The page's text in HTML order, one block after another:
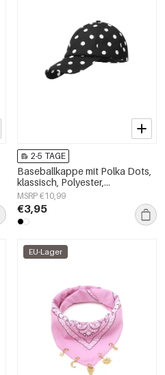
2-5 TAGE
Baseballkappe mit Polka Dots,
klassisch, Polyester,
Alltagsaccessoire
MSRP €10,99
€3,95
EU-Lager